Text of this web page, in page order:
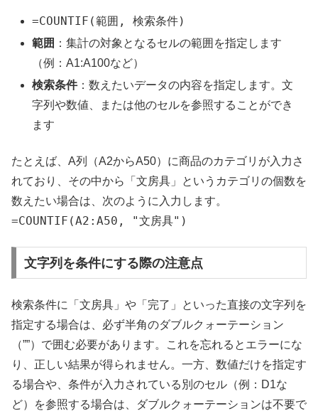
=COUNTIF(範囲, 検索条件)
範囲 ：集計の対象となるセルの範囲を指定します
（例：A1:A100など）
検索条件：数えたいデータの内容を指定します。文
字列や数値、または他のセルを参照することができ
ます
たとえば、A列（A2からA50）に商品のカテゴリが入力さ
れており、その中から「文房具」というカテゴリの個数を
数えたい場合は、次のように入力します。
=COUNTIF(A2:A50, "文房具")
文字列を条件にする際の注意点
検索条件に「文房具」や「完了」といった直接の文字列を
指定する場合は、必ず半角のダブルクォーテーション
（””）で囲む必要があります。これを忘れるとエラーにな
り、正しい結果が得られません。一方、数値だけを指定す
る場合や、条件が入力されている別のセル（例：D1な
ど）を参照する場合は、ダブルクォーテーションは不要で